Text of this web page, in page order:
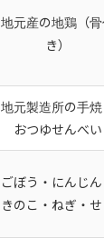
地元産の地鶏（
き）
地元製造所の手焼
おつゆせんべい
ごぼう・にんじん
きのこ・ねぎ・せ